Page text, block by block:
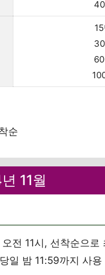
순
11월
전 11시, 선착순으
일 밤 11:59까지 사